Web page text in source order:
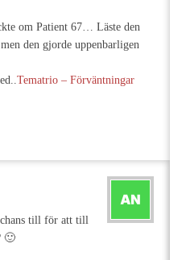
om Patient 67… Läste den
den gjorde uppenbarligen
Tematrio – Förväntningar
chans till för att till
🙂